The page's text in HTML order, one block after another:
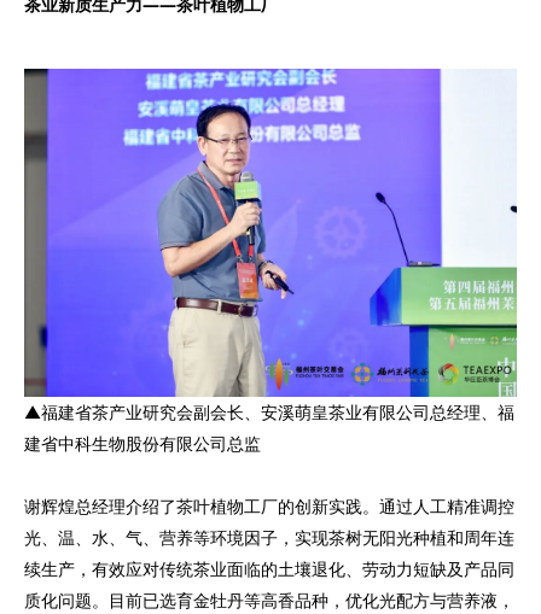
▲福建省茶产业研究会副会长、安溪萌皇茶业有限公司总经理、福
建省中科生物股份有限公司总监
谢辉煌总经理介绍了茶叶植物工厂的创新实践。通过人工精准调控
光、温、水、气、营养等环境因子，实现茶树无阳光种植和周年连
续生产，有效应对传统茶业面临的土壤退化、劳动力短缺及产品同
质化问题。目前已选育金牡丹等高香品种，优化光配方与营养液，